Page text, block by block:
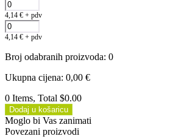
4,14 € + pdv
4,14 € + pdv
Broj odabranih proizvoda: 0
Ukupna cijena: 0,00 €
0 Items, Total $0.00
Dodaj u košaricu
Moglo bi Vas zanimati
Povezani proizvodi